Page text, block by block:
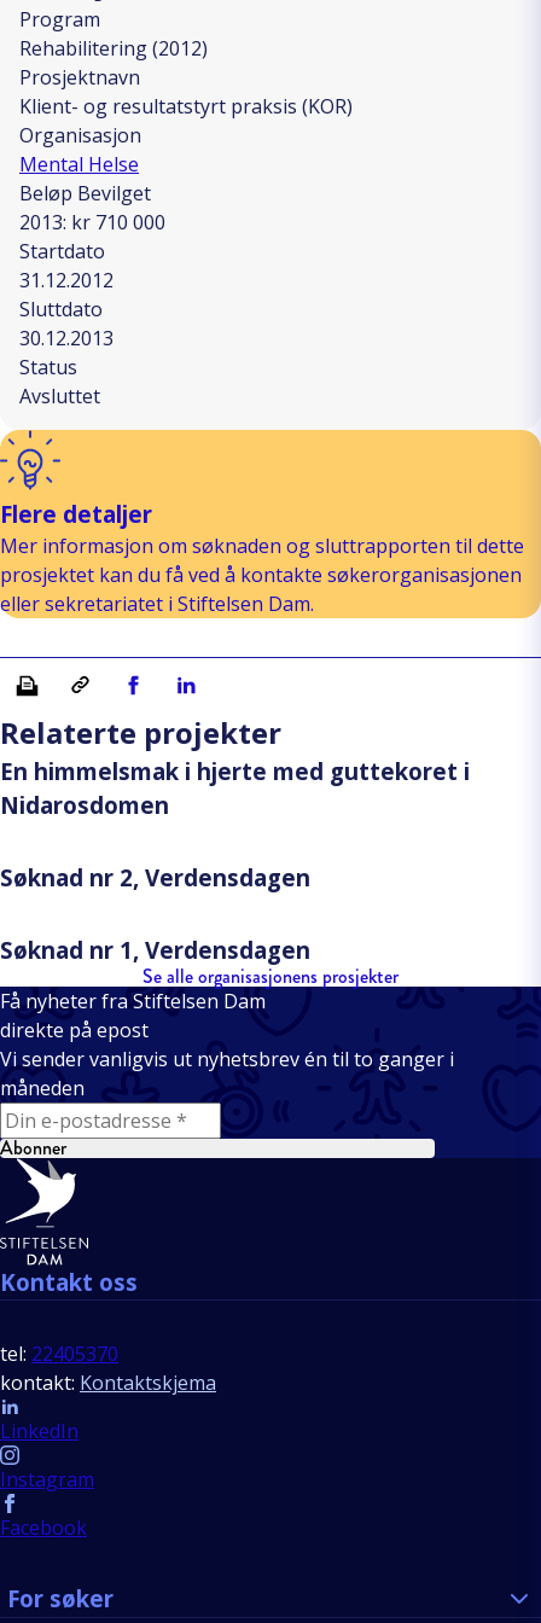
Program
Rehabilitering (2012)
Prosjektnavn
Klient- og resultatstyrt praksis (KOR)
Organisasjon
Mental Helse
Beløp Bevilget
2013: kr 710 000
Startdato
31.12.2012
Sluttdato
30.12.2013
Status
Avsluttet
Flere detaljer
Mer informasjon om søknaden og sluttrapporten til dette
prosjektet kan du få ved å kontakte søkerorganisasjonen
eller sekretariatet i Stiftelsen Dam.
Skriv ut Kopiera länkDel på Facebook
Del på Linkedin
Relaterte projekter
En himmelsmak i hjerte med guttekoret i
Nidarosdomen
Søknad nr 2, Verdensdagen
Søknad nr 1, Verdensdagen
Se alle organisasjonens prosjekter
Få nyheter fra Stiftelsen Dam
direkte på epost
Vi sender vanligvis ut nyhetsbrev én til to ganger i
måneden
E-mail
Abonner
Bunntekst
Kontakt oss
tel: 22405370
kontakt: Kontaktskjema
Follow us
LinkedIn
Instagram
Facebook
For søker